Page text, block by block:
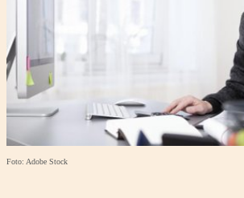
Foto: Adobe Stock